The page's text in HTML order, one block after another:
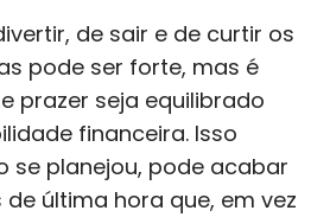
de sair e de curtir os
pode ser forte, mas é
prazer seja equilibrado
financeira. Isso
se planejou, pode acabar
última hora que, em vez